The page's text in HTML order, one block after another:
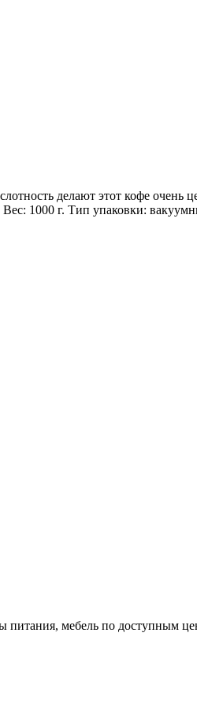
делают этот кофе
1000 г. Тип упаковки:
питания, мебель по доступным